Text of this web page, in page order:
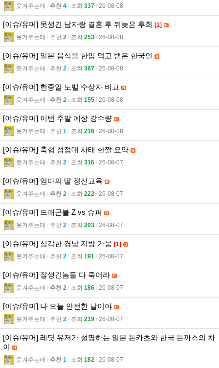
웃겨주는매 l 추천 4 l 조회 337 l 26-08-08
[이슈/유머] 못생긴 남자랑 결혼 후 뒤늦은 후회 [1]
웃겨주는매 l 추천 2 l 조회 253 l 26-08-08
[이슈/유머] 일본 음식을 한입 먹고 뱉은 한국인
웃겨주는매 l 추천 2 l 조회 367 l 26-08-08
[이슈/유머] 한중일 노벨 수상자 비교
웃겨주는매 l 추천 2 l 조회 155 l 26-08-08
[이슈/유머] 이번 주말 예상 강수량
웃겨주는매 l 추천 1 l 조회 216 l 26-08-08
[이슈/유머] 축협 성접대 사태 한짤 요약
웃겨주는매 l 추천 2 l 조회 316 l 26-08-07
[이슈/유머] 엄마의 딸 정신교육
웃겨주는매 l 추천 2 l 조회 222 l 26-08-07
[이슈/유머] 드래곤볼 Z vs 슈퍼
웃겨주는매 l 추천 2 l 조회 203 l 26-08-07
[이슈/유머] 심각한 경남 지방 가뭄 [1]
웃겨주는매 l 추천 2 l 조회 191 l 26-08-07
[이슈/유머] 잘생긴놈들 다 죽어라
웃겨주는매 l 추천 2 l 조회 186 l 26-08-07
[이슈/유머] 나 오늘 안전한 날이야
웃겨주는매 l 추천 2 l 조회 219 l 26-08-07
[이슈/유머] 레딧 유저가 설명하는 일본 돈카츠와 한국 돈까스의 차
이
웃겨주는매 l 추천 1 l 조회 182 l 26-08-07